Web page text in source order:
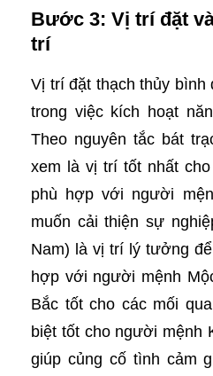
Bước 3: Vị trí đặt
trí
Vị trí đặt thạch thủy bình
trong việc kích hoạt
Theo nguyên tắc bát
xem là vị trí tốt nhất
phù hợp với người
muốn cải thiện sự
Nam) là vị trí lý tưởng
hợp với người mệnh
Bắc tốt cho các mối
biệt tốt cho người mệnh
giúp củng cố tình cảm